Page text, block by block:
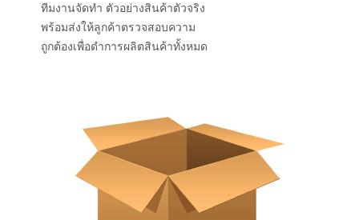
ทีมงานจัดทำ ตัวอย่างสินค้าตัวจริง
พร้อมส่งให้ลูกค้าตรวจสอบความ
ถูกต้องเพื่อดำการผลิตสินค้าทั้งหมด